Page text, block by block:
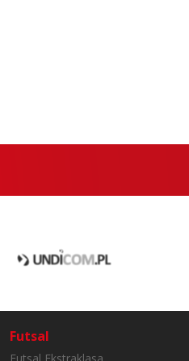
Futsal